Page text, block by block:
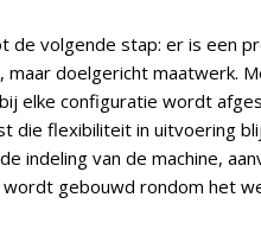
de volgende stap: er is een
doelgericht maatwerk.
elke configuratie wordt
die flexibiliteit in uitvoering
indeling van de machine,
gebouwd rondom het